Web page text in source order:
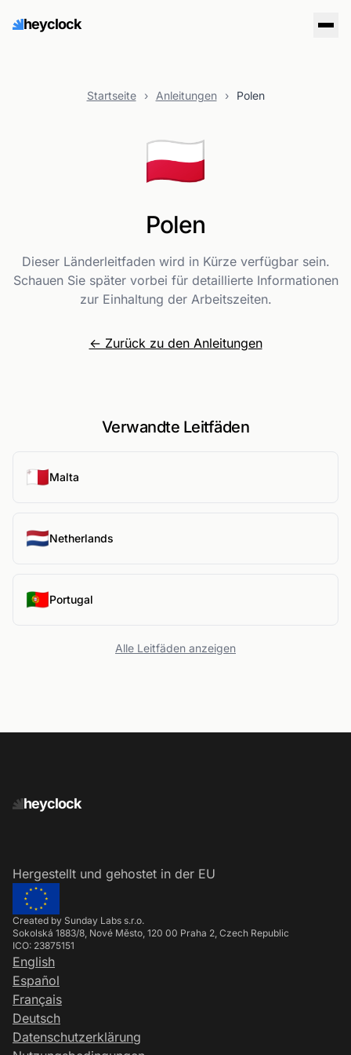
heyclock
Startseite › Anleitungen › Polen
🇵🇱
Polen
Dieser Länderleitfaden wird in Kürze verfügbar sein.
Schauen Sie später vorbei für detaillierte Informationen
zur Einhaltung der Arbeitszeiten.
← Zurück zu den Anleitungen
Verwandte Leitfäden
🇲🇹Malta
🇳🇱Netherlands
🇵🇹Portugal
Alle Leitfäden anzeigen
heyclock
Hergestellt und gehostet in der EU
Created by Sunday Labs s.r.o.
Sokolská 1883/8, Nové Město, 120 00 Praha 2, Czech Republic
ICO: 23875151
English
Español
Français
Deutsch
Datenschutzerklärung